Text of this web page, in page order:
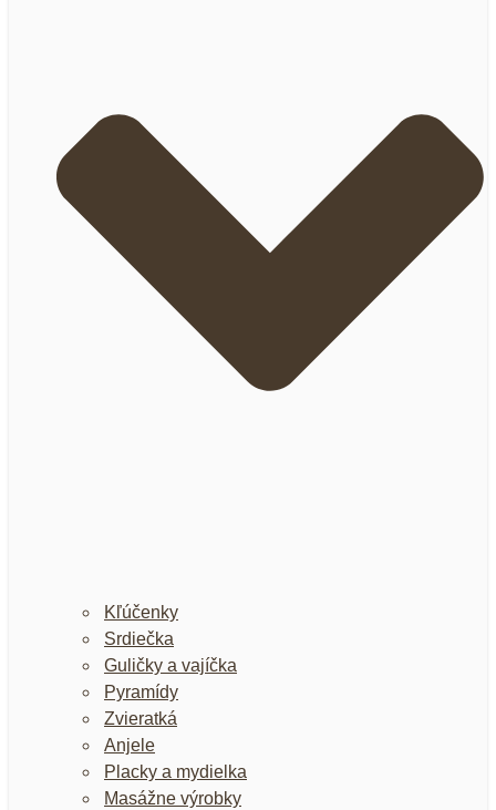
Kľúčenky
Srdiečka
Guličky a vajíčka
Pyramídy
Zvieratká
Anjele
Placky a mydielka
Masážne výrobky